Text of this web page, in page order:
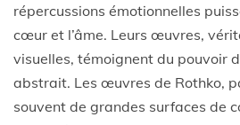
répercussions émotionnelles
cœur et l’âme. Leurs œuvres,
visuelles, témoignent du pouvoir
abstrait. Les œuvres de Rothko,
souvent de grandes surfaces de